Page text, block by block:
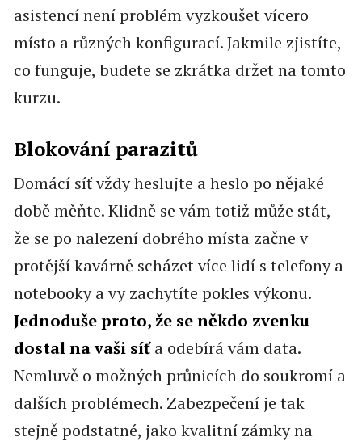
asistencí není problém vyzkoušet vícero
místo a různých konfigurací. Jakmile zjistíte,
co funguje, budete se zkrátka držet na tomto
kurzu.
Blokování parazitů
Domácí síť vždy heslujte a heslo po nějaké
době měňte. Klidně se vám totiž může stát,
že se po nalezení dobrého místa začne v
protější kavárně scházet více lidí s telefony a
notebooky a vy zachytíte pokles výkonu.
Jednoduše proto, že se někdo zvenku
dostal na vaši síťa odebírá vám data.
Nemluvě o možných průnicích do soukromí a
dalších problémech. Zabezpečení je tak
stejně podstatné, jako kvalitní zámky na